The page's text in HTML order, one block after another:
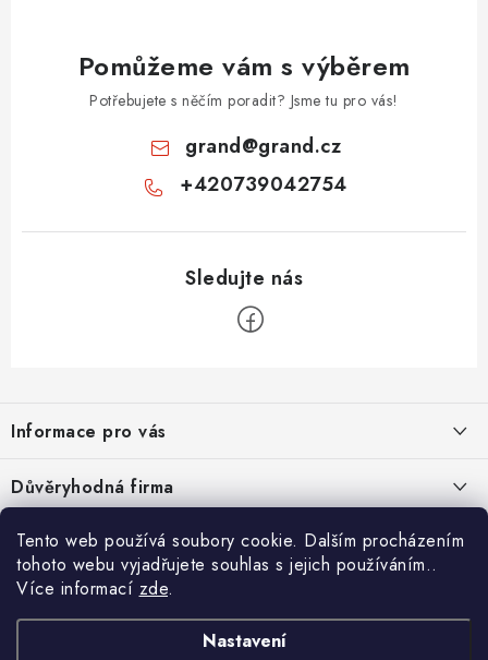
Tento web používá soubory cookie. Dalším procházením
tohoto webu vyjadřujete souhlas s jejich používáním..
Více informací zde.
Nastavení
Pomůžeme vám s výběrem
Potřebujete s něčím poradit? Jsme tu pro vás!
grand@grand.cz
+420739042754
p
a
t
Informace pro vás
Velkoobchod
Kontakty
Náhradní plnění
Důvěryhodná firma
Ověřeno zákazníky